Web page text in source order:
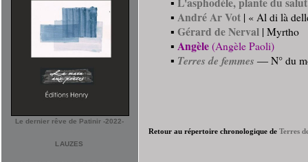
Le dernier rêve de Patinir -2022-
LAUZES
▪ André Ar Vot | « Al di là
▪ Gérard de Nerval | Myrtho
▪ Angèle(Angèle Paoli)
▪ Terres de femmes ― N° du
Retour au répertoire chronologique de Terres